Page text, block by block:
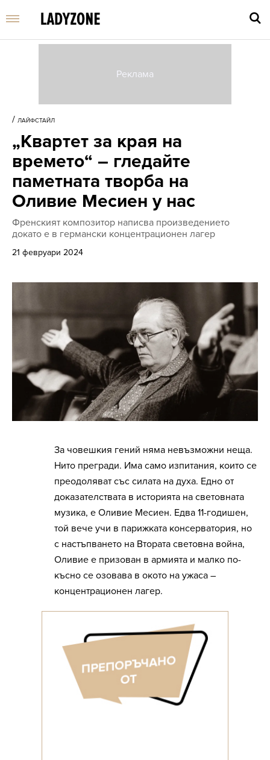
/ ЛАЙФСТАЙЛ
„Квартет за края на
времето“ – гледайте
паметната творба на
Оливие Месиен у нас
Френският композитор написва произведението
докато е в германски концентрационен лагер
21 февруари 2024
За човешкия гений няма невъзможни неща.
Нито прегради. Има само изпитания, които се
преодоляват със силата на духа. Едно от
доказателствата в историята на световната
музика, е Оливие Месиен. Едва 11-годишен,
той вече учи в парижката консерватория, но
с настъпването на Втората световна война,
Оливие е призован в армията и малко по-
късно се озовава в окото на ужаса –
концентрационен лагер.